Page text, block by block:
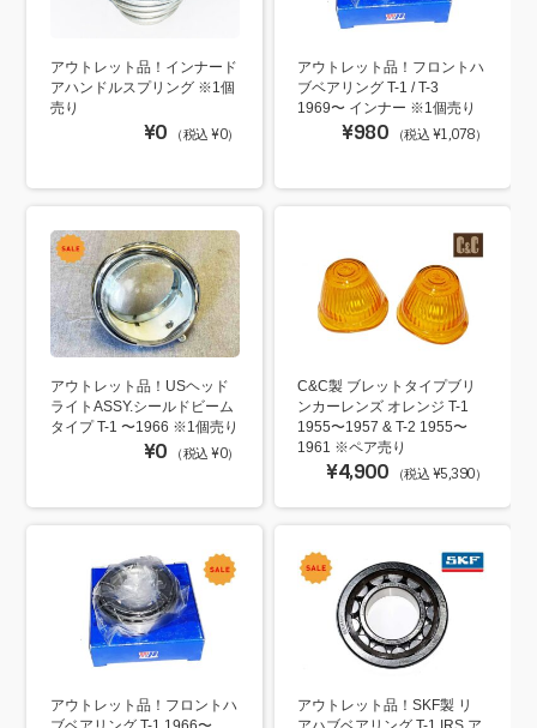
アウトレット品！インナード
アハンドルスプリング ※1個
売り
¥0 （税込 ¥0）
アウトレット品！フロントハ
ブベアリング T-1 / T-3
1969〜 インナー ※1個売り
¥980 （税込 ¥1,078）
アウトレット品！USヘッド
ライトASSY.シールドビーム
タイプ T-1 〜1966 ※1個売り
¥0 （税込 ¥0）
C&C製 ブレットタイプブリ
ンカーレンズ オレンジ T-1
1955〜1957 & T-2 1955〜
1961 ※ペア売り
¥4,900 （税込 ¥5,390）
アウトレット品！フロントハ
アウトレット品！SKF製 リ